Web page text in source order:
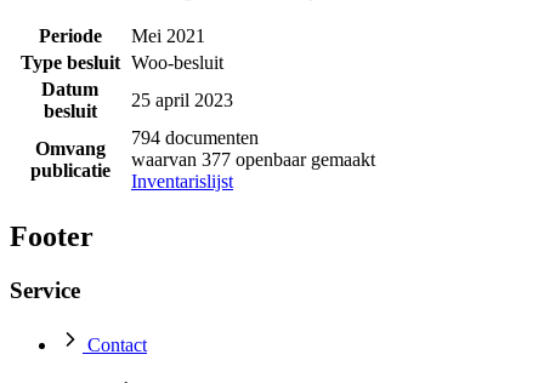
Periode
Mei 2021
Type besluit Woo-besluit
Datum
besluit
25 april 2023
Omvang
publicatie
794 documenten
waarvan 377 openbaar gemaakt
Inventarislijst
Footer
Service
Contact